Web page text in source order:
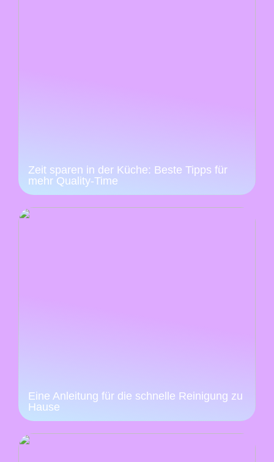
Zeit sparen in der Küche: Beste Tipps für
mehr Quality-Time
Eine Anleitung für die schnelle Reinigung zu
Hause